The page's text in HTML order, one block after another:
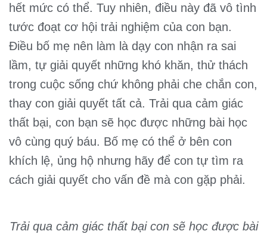
hết mức có thể. Tuy nhiên, điều này đã vô tình
tước đoạt cơ hội trải nghiệm của con bạn.
Điều bố mẹ nên làm là dạy con nhận ra sai
lầm, tự giải quyết những khó khăn, thử thách
trong cuộc sống chứ không phải che chắn con,
thay con giải quyết tất cả. Trải qua cảm giác
thất bại, con bạn sẽ học được những bài học
vô cùng quý báu. Bố mẹ có thể ở bên con
khích lệ, ủng hộ nhưng hãy để con tự tìm ra
cách giải quyết cho vấn đề mà con gặp phải.
Trải qua cảm giác thất bại con sẽ học được bài